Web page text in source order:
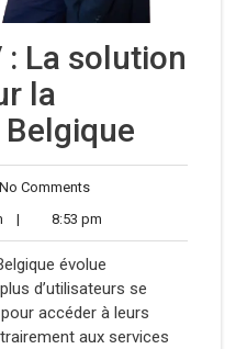
: La solution
la
CommentsNo
Guest
Post
Store
Team
| 8:53 pm
pm
évolue
d’utilisateurs se
accéder à leurs
aux services